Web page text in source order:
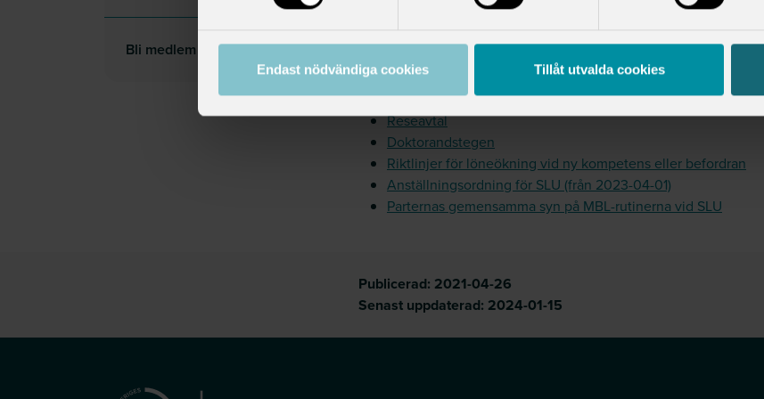
Endast nödvändiga cookies Tillåt utvalda cookies
Bli medlem
Arbetstidsavtal för TA-personal
Arbetstidsavtal för doktorander
Avtal om jour och beredskap
Avtal om rast och måltidsuppehåll
Reseavtal
Doktorandstegen
Riktlinjer för löneökning vid ny kompetens eller befordran
Anställningsordning för SLU (från 2023-04-01)
Parternas gemensamma syn på MBL-rutinerna vid SLU
Publicerad: 2021-04-26
Senast uppdaterad: 2024-01-15